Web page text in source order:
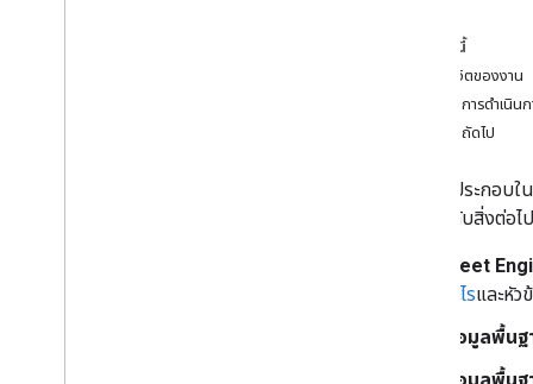
ในหน้านี้
วงจรชีวิตของงาน
ขั้นตอนการดำเนิน
ขั้นตอนถัดไป
เอกสารประกอบ
คุ้นเคยกับสิ่งต่อไ
Fleet
อะไรและหัว
ข้อมูลพื้น